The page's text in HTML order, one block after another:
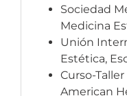
Sociedad
Medicina
Unión
Estética,
Curso-
American